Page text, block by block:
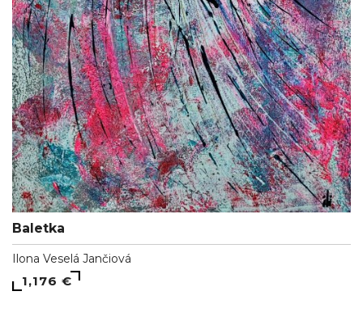
Baletka
Ilona Veselá Jančiová
1,176 €